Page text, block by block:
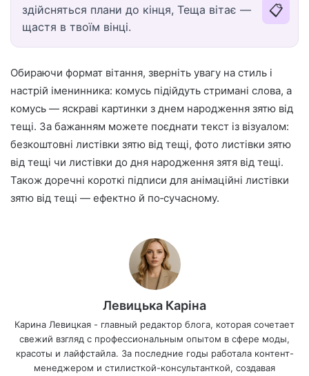
здійсняться плани до кінця, Теща вітає —
щастя в твоїм вінці.
📋
Обираючи формат вітання, зверніть увагу на стиль і
настрій іменинника: комусь підійдуть стримані слова, а
комусь — яскраві картинки з днем народження зятю від
тещі. За бажанням можете поєднати текст із візуалом:
безкоштовні листівки зятю від тещі, фото листівки зятю
від тещі чи листівки до дня народження зятя від тещі.
Також доречні короткі підписи для анімаційні листівки
зятю від тещі — ефектно й по‑сучасному.
Левицька Каріна
Карина Левицкая - главный редактор блога, которая сочетает
свежий взгляд с профессиональным опытом в сфере моды,
красоты и лайфстайла. За последние годы работала контент-
менеджером и стилисткой-консультанткой, создавая